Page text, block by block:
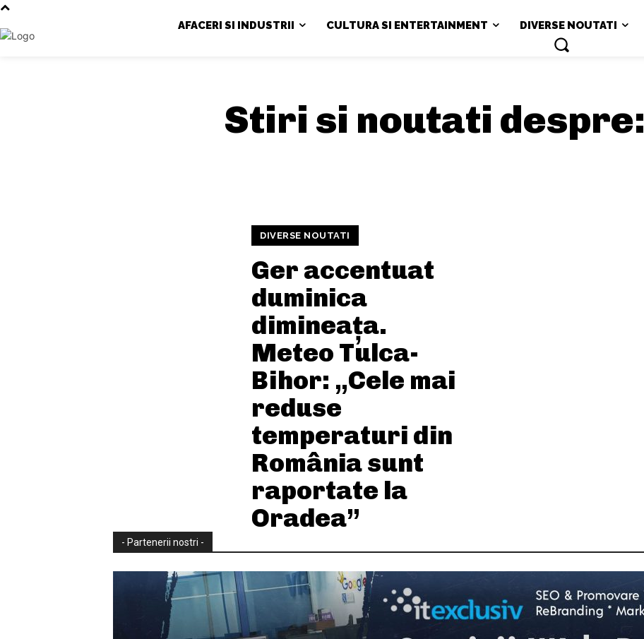
AFACERI SI INDUSTRII CULTURA SI ENTERTAINMENT DIVERSE NOUTATI
Stiri si noutati despre:
DIVERSE NOUTATI
Ger accentuat
duminica
dimineața.
Meteo Tulca-
Bihor: „Cele mai
reduse
temperaturi din
România sunt
raportate la
Oradea”
- Partenerii nostri -